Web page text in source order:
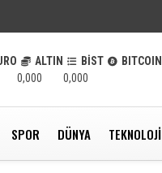
ALTIN
0,000
BİST
0,000
BITCOIN
SPOR DÜNYA TEKNOLOJI